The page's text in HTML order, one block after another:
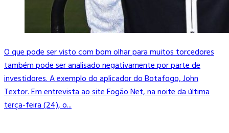
O que pode ser visto com bom olhar para muitos torcedores
também pode ser analisado negativamente por parte de
investidores. A exemplo do aplicador do Botafogo, John
Textor. Em entrevista ao site Fogão Net, na noite da última
terça-feira (24), o...